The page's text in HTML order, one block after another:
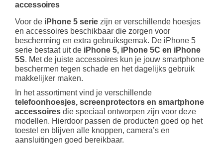
accessoires
Voor de iPhone 5 serie zijn er verschillende hoesjes
en accessoires beschikbaar die zorgen voor
bescherming en extra gebruiksgemak. De iPhone 5
serie bestaat uit de iPhone 5, iPhone 5C en iPhone
5S. Met de juiste accessoires kun je jouw smartphone
beschermen tegen schade en het dagelijks gebruik
makkelijker maken.
In het assortiment vind je verschillende
telefoonhoesjes, screenprotectors en smartphone
accessoires die speciaal ontworpen zijn voor deze
modellen. Hierdoor passen de producten goed op het
toestel en blijven alle knoppen, camera’s en
aansluitingen goed bereikbaar.